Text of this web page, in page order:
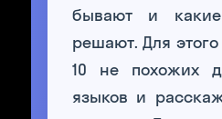
бывают и
решают. Для
10 не похожих
языков и